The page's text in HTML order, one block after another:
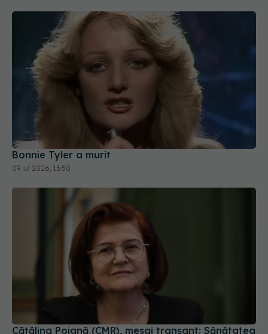
Bonnie Tyler a murit
09 iul 2026, 13:50
Cătălina Poiană (CMR), mesaj tranșant: Sănătatea
28 iul 2026, 12:50